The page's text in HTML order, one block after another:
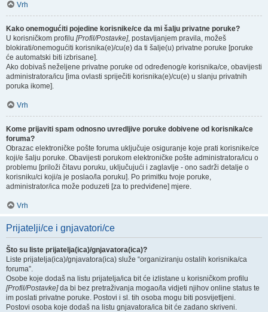
Vrh
Kako onemogućiti pojedine korisnike/ce da mi šalju privatne poruke?
U korisničkom profilu [Profil/Postavke], postavljanjem pravila, možeš
blokirati/onemogućiti korisnika(e)/cu(e) da ti šalje(u) privatne poruke [poruke
će automatski biti izbrisane].
Ako dobivaš neželjene privatne poruke od određenog/e korisnika/ce, obavijesti
administratora/icu [ima ovlasti spriječiti korisnika(e)/cu(e) u slanju privatnih
poruka ikome].
Vrh
Kome prijaviti spam odnosno uvredljive poruke dobivene od korisnika/ce
foruma?
Obrazac elektroničke pošte foruma uključuje osiguranje koje prati korisnike/ce
koji/e šalju poruke. Obavijesti porukom elektroničke pošte administratora/icu o
problemu [priloži čitavu poruku, uključujući i zaglavlje - ono sadrži detalje o
korisniku/ci koji/a je poslao/la poruku]. Po primitku tvoje poruke,
administrator/ica može poduzeti [za to predviđene] mjere.
Vrh
Prijatelji/ce i gnjavatori/ce
Što su liste prijatelja(ica)/gnjavatora(ica)?
Liste prijatelja(ica)/gnjavatora(ica) služe “organiziranju ostalih korisnika/ca
foruma”.
Osobe koje dodaš na listu prijatelja/ica bit će izlistane u korisničkom profilu
[Profil/Postavke]da bi bez pretraživanja mogao/la vidjeti njihov online status te
im poslati privatne poruke. Postovi i sl. tih osoba mogu biti posvijetljeni.
Postovi osoba koje dodaš na listu gnjavatora/ica bit će zadano skriveni.